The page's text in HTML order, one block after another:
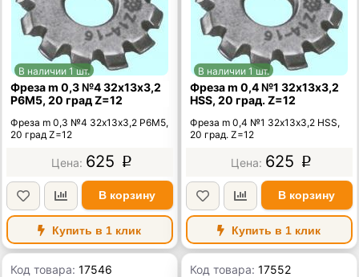
В наличии 1 шт.
Фреза m 0,3 №4 32х13х3,2
Р6М5, 20 град Z=12
Фреза m 0,3 №4 32х13х3,2 Р6М5,
20 град Z=12
625 p
В корзину
Купить в 1 клик
В наличии 1 шт.
Фреза m 0,4 №1 32х13х3,2
HSS, 20 град. Z=12
Фреза m 0,4 №1 32х13х3,2 HSS,
20 град. Z=12
625 p
В корзину
Купить в 1 клик
Код товара:17546 Код товара:17552